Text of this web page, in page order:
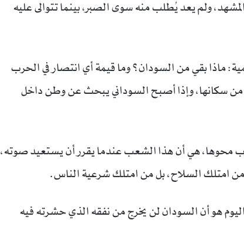
ولم يعد يُطلب منه سوى الصبر، بينما تتوالى عليه
ماذا بقي من السودان؟ وما قيمة أي انتصار في الحرب
من سكانها، وإذا أصبح السوداني يبحث عن وطن داخل
محوها، هي أن هذا الشعب عندما يقرر أن يستعيد صوته،
من امتلك السلاح، بل من امتلك شرعية الناس.
هو أن السودان لن يخرج من نفقه الذي حشرته فيه